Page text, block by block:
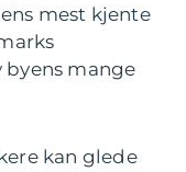
mest kjente
byens mange
kan glede